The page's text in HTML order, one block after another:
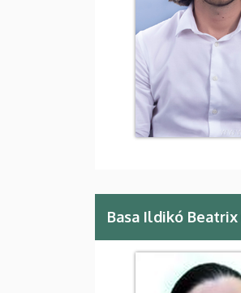
Basa Ildikó Beatrix